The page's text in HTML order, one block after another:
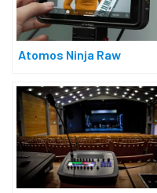
Atomos Ninja Raw